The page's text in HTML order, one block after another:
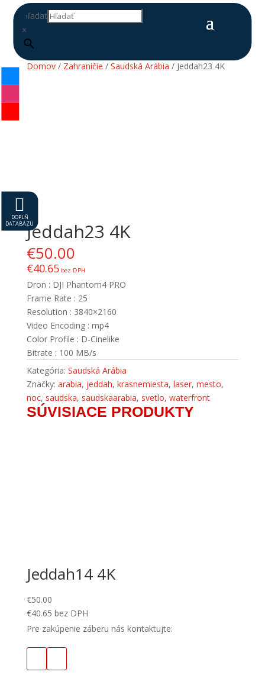
Hľadať
×

DOPLŇ
DATABÁZU
Domov/ Zahraničie / Saudská Arábia / Jeddah23 4K
Jeddah23 4K
€50.00
€40.65bez DPH
Dron : DJI Phantom4 PRO
Frame Rate : 25
Resolution : 3840×2160
Video Encoding : mp4
Color Profile : D-Cinelike
Bitrate : 100 MB/s
Kategória: Saudská Arábia
Značky: arabia, jeddah, krasnemiesta, laser, mesto,
noc, saudska, saudskaarabia, svetlo, waterfront
SÚVISIACE PRODUKTY
Jeddah14 4K
€50.00
€40.65 bez DPH
Pre zakúpenie záberu nás kontaktujte: